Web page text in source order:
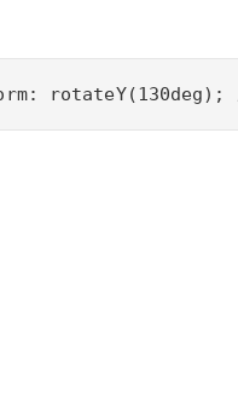
rotateY(130deg);